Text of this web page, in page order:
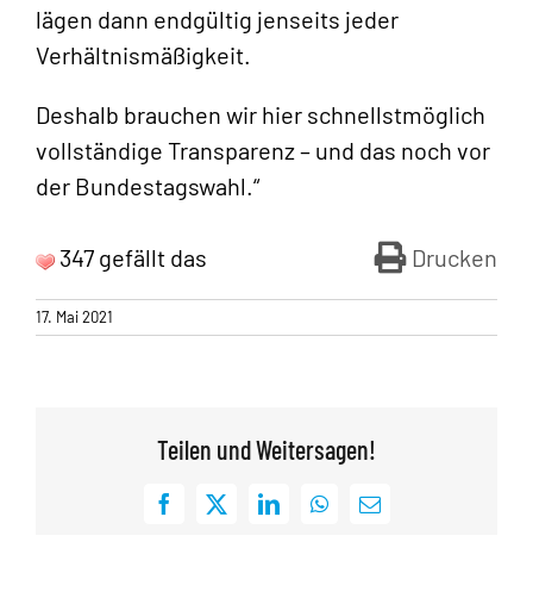
lägen dann endgültig jenseits jeder
Verhältnismäßigkeit.
Deshalb brauchen wir hier schnellstmöglich
vollständige Transparenz – und das noch vor
der Bundestagswahl.“
Drucken
347 gefällt das
17. Mai 2021
Teilen und Weitersagen!
Facebook
X LinkedInWhatsApp
E-